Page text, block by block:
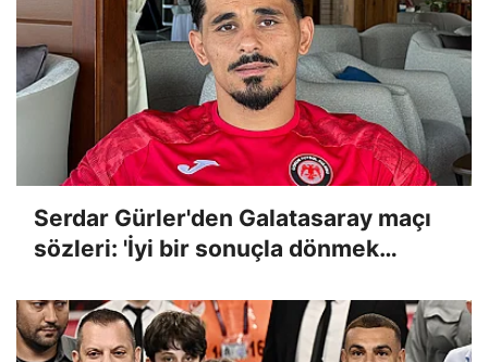
Serdar Gürler'den Galatasaray maçı
sözleri: 'İyi bir sonuçla dönmek